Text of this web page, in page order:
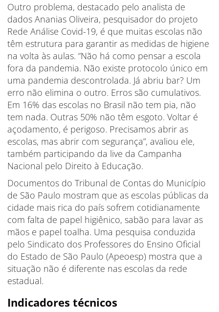
Outro problema, destacado pelo analista de
dados Ananias Oliveira, pesquisador do projeto
Rede Análise Covid-19, é que muitas escolas não
têm estrutura para garantir as medidas de higiene
na volta às aulas. “Não há como pensar a escola
fora da pandemia. Não existe protocolo único em
uma pandemia descontrolada. Já abriu bar? Um
erro não elimina o outro. Erros são cumulativos.
Em 16% das escolas no Brasil não tem pia, não
tem nada. Outras 50% não têm esgoto. Voltar é
açodamento, é perigoso. Precisamos abrir as
escolas, mas abrir com segurança”, avaliou ele,
também participando da live da Campanha
Nacional pelo Direito à Educação.
Documentos do Tribunal de Contas do Município
de São Paulo mostram que as escolas públicas da
cidade mais rica do país sofrem cotidianamente
com falta de papel higiênico, sabão para lavar as
mãos e papel toalha. Uma pesquisa conduzida
pelo Sindicato dos Professores do Ensino Oficial
do Estado de São Paulo (Apeoesp) mostra que a
situação não é diferente nas escolas da rede
estadual.
Indicadores técnicos